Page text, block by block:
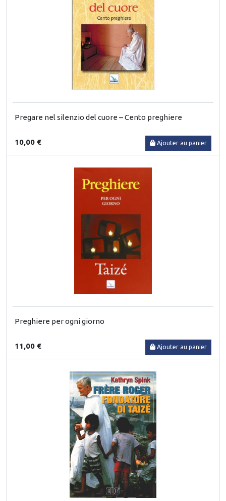
Pregare nel silenzio del cuore – Cento preghiere
10,00 € Ajouter au panier
Preghiere per ogni giorno
11,00 € Ajouter au panier